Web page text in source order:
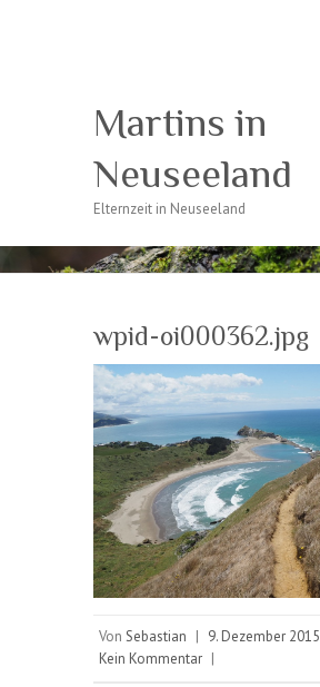
Martins in
Neuseeland
Elternzeit in Neuseeland
wpid-oi000362.jpg
Von Sebastian | 9. Dezember 2015
Kein Kommentar |